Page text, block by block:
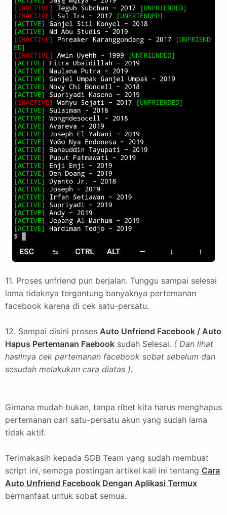
11. Proses unfriend pun berjalan. Tunggu sampai selesai
lama tidaknya tergantung banyaknya pertemanan
facebook karena di cek satu-persatu.
12. Sampai disini proses Auto Unfriend Facebook / Auto
Hapus Pertemanan Faebook sudah Selesai. ( Dan lihat
hasilnya cek pertemanan facebook sobat sebelum dan
sesudah melakukan cara diatas ).
Gimana mudah bukan, tanpa ribet kita harus menghapus
pertemanan cari satu-persatu akun yang sudah lama
tidak aktif.
Terimakasih kepada SGB Team yang sudah membuat
script ini, semoga postingan artikel kali ini tentang Cara
Auto Unfriend Facebook Dengan Aplikasi Termux
bermanfaat untuk sobat semua.